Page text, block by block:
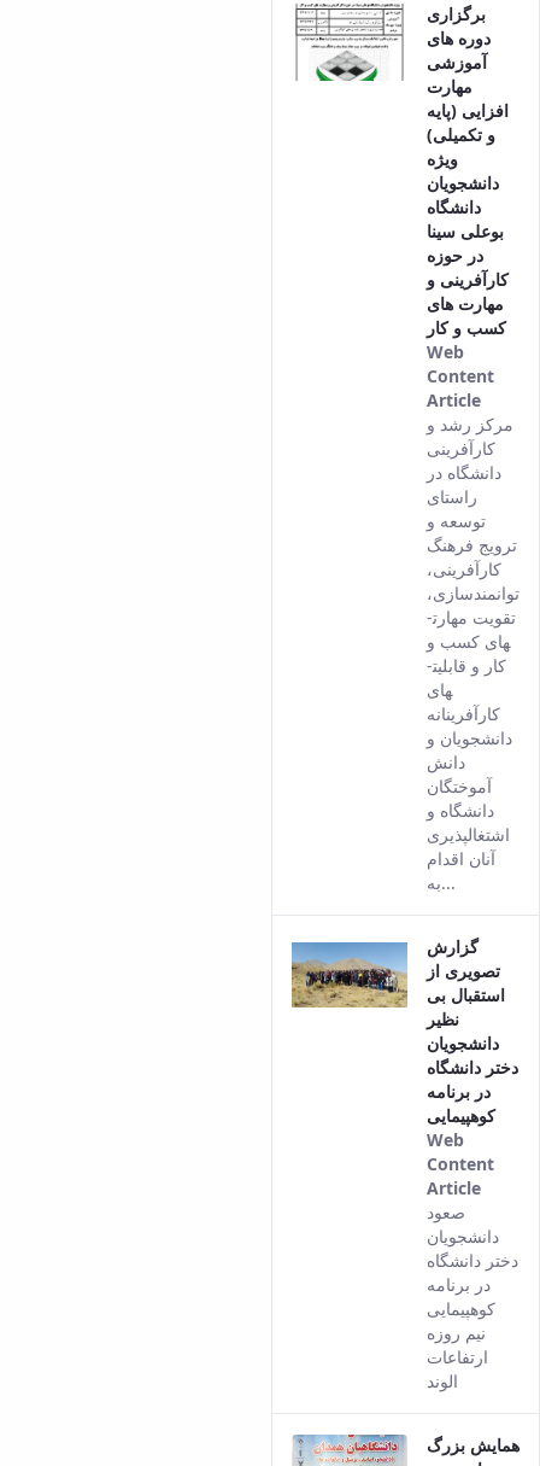
برگزاری
دوره های
آموزشی
مهارت
افزایی (پایه
و تکمیلی)
ویژه
دانشجویان
دانشگاه
بوعلی سینا
در حوزه
کارآفرینی و
مهارت های
کسب و کار
Web
Content
Article
This
result
comes
of this
مرکز رشد و
کارآفرینی
دانشگاه در
راستای
توسعه و
ترویج فرهنگ
کارآفرینی،
توانمندسازی،
تقویت مهارت­
های کسب و
کار و قابلیت­
های
کارآفرینانه
دانشجویان و
دانش
آموختگان
دانشگاه و
اشتغال­پذیری
آنان اقدام
به...
گزارش
تصویری از
استقبال بی
نظیر
دانشجویان
دختر دانشگاه
در برنامه
کوهپیمایی
Web
Content
Article
result
comes
from
the
صعود
دانشجویان
دختر دانشگاه
در برنامه
کوهپیمایی
نیم روزه
ارتفاعات
الوند
همایش بزرگ